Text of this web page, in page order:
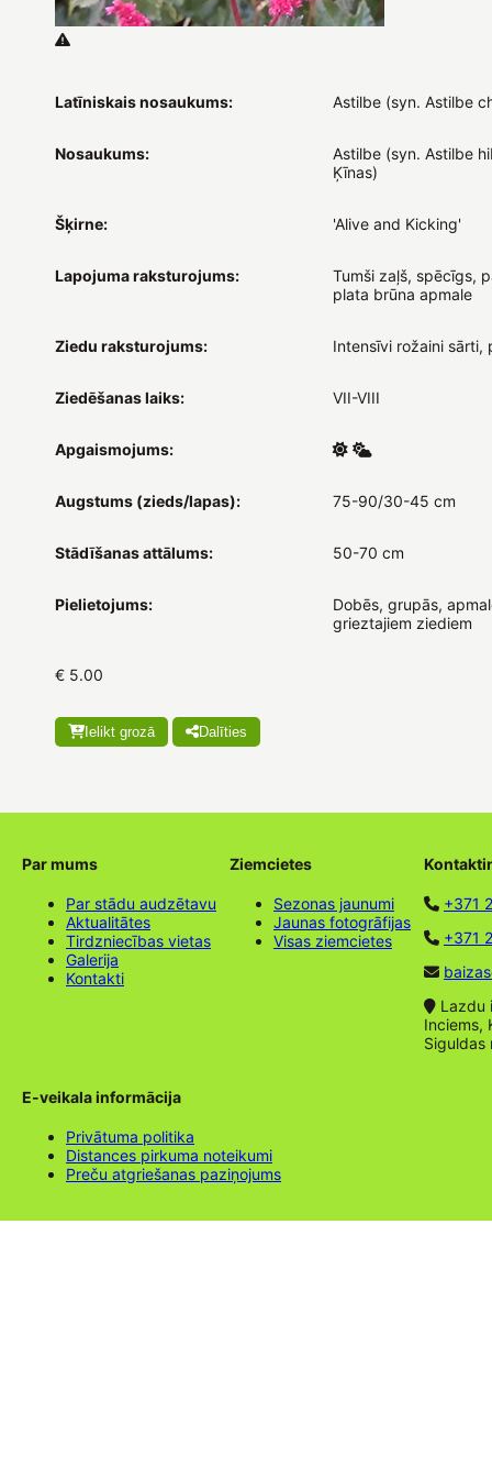
Latīniskais nosaukums: Astilbe (syn. Astilbe
Nosaukums:
Astilbe (syn. Astilbe
Ķīnas)
Šķirne: 'Alive and Kicking'
Lapojuma raksturojums:
Tumši zaļš, spēcīgs,
plata brūna apmale
Ziedu raksturojums: Intensīvi rožaini sārti,
Ziedēšanas laiks: VII-VIII
Apgaismojums:
Augstums (zieds/lapas): 75-90/30-45 cm
Stādīšanas attālums: 50-70 cm
Pielietojums:
Dobēs, grupās,
grieztajiem ziediem
€ 5.00
Ielikt grozā Dalīties
Par mums
Par stādu audzētavu
Aktualitātes
Tirdzniecības vietas
Galerija
Kontakti
Ziemcietes
Sezonas jaunumi
Jaunas fotogrāfijas
Visas ziemcietes
+371
+371
Lazdu
Inciems,
Siguldas
E-veikala informācija
Privātuma politika
Distances pirkuma noteikumi
Preču atgriešanas paziņojums